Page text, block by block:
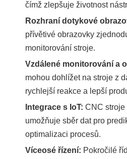
čímž zlepšuje životnost
Rozhraní dotykové
přívětivé obrazovky
monitorování stroje.
Vzdálené monitorování a
mohou dohlížet na stroje z
rychlejší reakce a lepší
Integrace s IoT: CNC stroje
umožňuje sběr dat pro
optimalizaci procesů.
Víceosé řízení: Pokročilé